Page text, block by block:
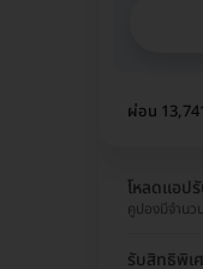
ผ่อน
โหลดแอป
คูปองมีจำนว
รับสิทธิพิเ